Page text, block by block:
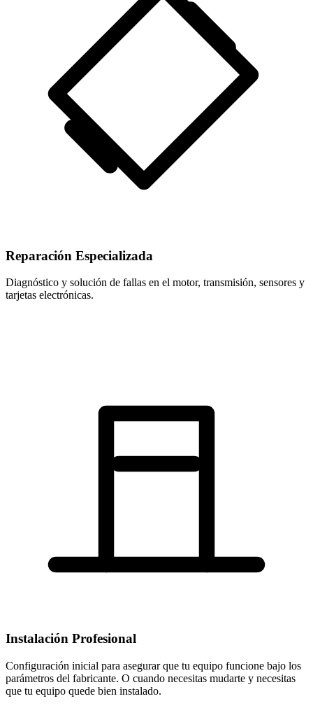
Reparación Especializada
Diagnóstico y solución de fallas en el motor, transmisión, sensores y
tarjetas electrónicas.
Instalación Profesional
Configuración inicial para asegurar que tu equipo funcione bajo los
parámetros del fabricante. O cuando necesitas mudarte y necesitas
que tu equipo quede bien instalado.